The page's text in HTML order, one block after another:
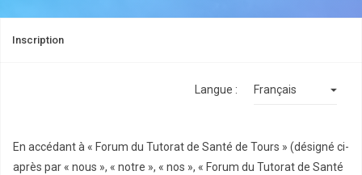
Inscription
Langue :
En accédant à « Forum du Tutorat de Santé de Tours » (désigné ci-
après par « nous », « notre », « nos », « Forum du Tutorat de Santé